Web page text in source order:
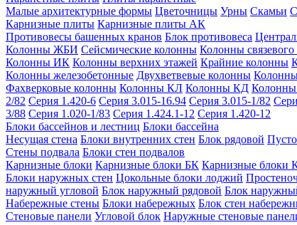
Малые архитектурные формы Цветочницы Урны Скамьи
Карнизные плиты Карнизные плиты АК
Противовесы башенных кранов Блок противовеса
Колонны ЖБИ Сейсмические колонны Колонны связевого
Колонны ИК Колонны верхних этажей Крайние колонны
Колонны железобетонные Двухветвевые колонны
Фахверковые колонны Колонны КЛ Колонны КД
2/82 Серия 1.420-6 Серия 3.015-16.94 Серия 3.015-1/82
3/88 Серия 1.020-1/83 Серия 1.424.1-12 Серия 1.420-12
Блоки бассейнов и лестниц Блоки бассейна
Несущая стена Блоки внутренних стен Блок рядовой
Стены подвала Блоки стен подвалов
Карнизные блоки Карнизные блоки БК Карнизные блоки
Блоки наружных стен Цокольные блоки лоджий
наружный угловой Блок наружный рядовой Блок
Набережные стены Блоки набережных Блок стен
Стеновые панели Угловой блок Наружные стеновые